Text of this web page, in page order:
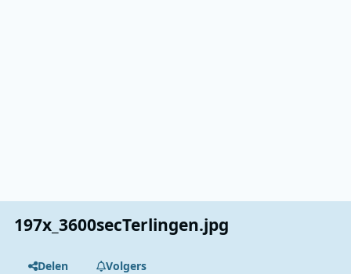
197x_3600secTerlingen.jpg
Delen
Volgers